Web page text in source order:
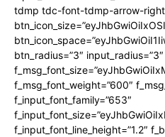
tdmp tdc-font-tdmp-arrow-
btn_radius=”3″
f_msg_font_weight=”600″
f_input_font_family=”653″
f_input_font_line_height=”1.2″